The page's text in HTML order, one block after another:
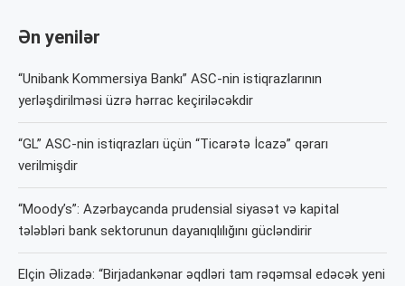
Ən yenilər
“Unibank Kommersiya Bankı” ASC-nin istiqrazlarının
yerləşdirilməsi üzrə hərrac keçiriləcəkdir
“GL” ASC-nin istiqrazları üçün “Ticarətə İcazə” qərarı
verilmişdir
“Moody’s”: Azərbaycanda prudensial siyasət və kapital
tələbləri bank sektorunun dayanıqlılığını gücləndirir
Elçin Əlizadə: “Birjadankənar əqdləri tam rəqəmsal edəcək yeni